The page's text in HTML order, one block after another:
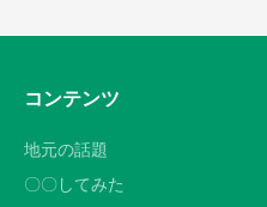
コンテンツ
地元の話題
〇〇してみた